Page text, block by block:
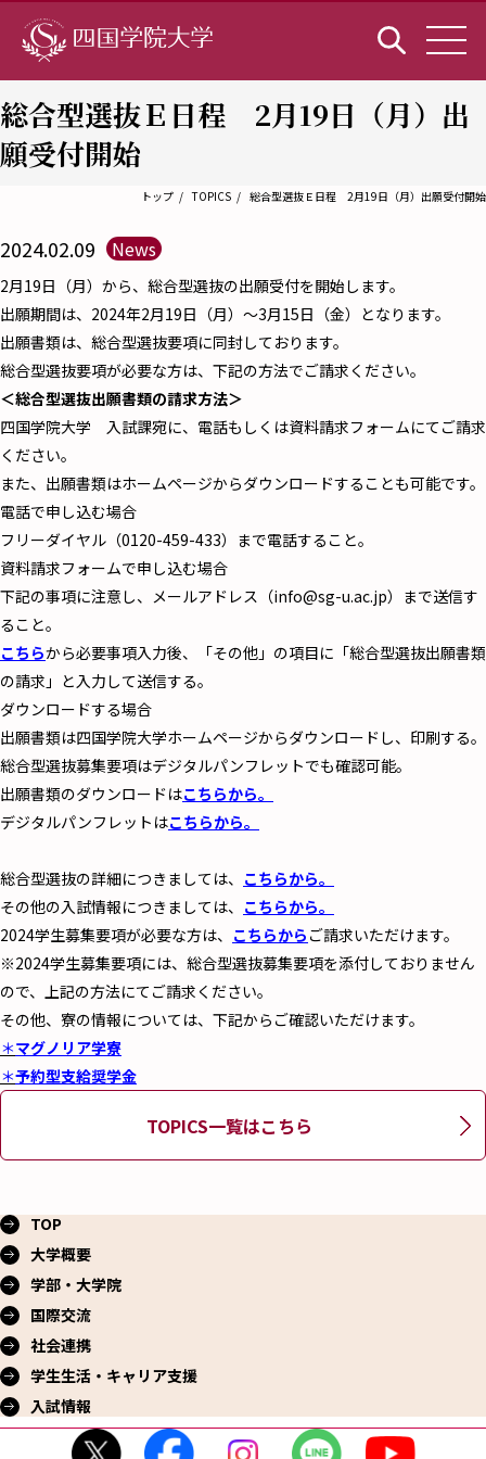
総合型選抜Ｅ日程 2月19日（月）出
願受付開始
トップ TOPICS 総合型選抜Ｅ日程 2月19日（月）出願受付開始
2024.02.09 News
2月19日（月）から、総合型選抜の出願受付を開始します。
出願期間は、2024年2月19日（月）～3月15日（金）となります。
出願書類は、総合型選抜要項に同封しております。
総合型選抜要項が必要な方は、下記の方法でご請求ください。
＜総合型選抜出願書類の請求方法＞
四国学院大学 入試課宛に、電話もしくは資料請求フォームにてご請求
ください。
また、出願書類はホームページからダウンロードすることも可能です。
電話で申し込む場合
フリーダイヤル（0120-459-433）まで電話すること。
資料請求フォームで申し込む場合
下記の事項に注意し、メールアドレス（info@sg-u.ac.jp）まで送信す
ること。
こちらから必要事項入力後、「その他」の項目に「総合型選抜出願書類
の請求」と入力して送信する。
ダウンロードする場合
出願書類は四国学院大学ホームページからダウンロードし、印刷する。
総合型選抜募集要項はデジタルパンフレットでも確認可能。
出願書類のダウンロードはこちらから。
デジタルパンフレットはこちらから。
総合型選抜の詳細につきましては、 こちらから。
その他の入試情報につきましては、 こちらから。
2024学生募集要項が必要な方は、 こちらから ご請求いただけます。
※2024学生募集要項には、総合型選抜募集要項を添付しておりません
ので、上記の方法にてご請求ください。
その他、寮の情報については、下記からご確認いただけます。
＊マグノリア学寮
＊予約型支給奨学金
TOPICS一覧はこちら
TOP
大学概要
学部・大学院
国際交流
社会連携
学生生活・ キャリア支援
入試情報